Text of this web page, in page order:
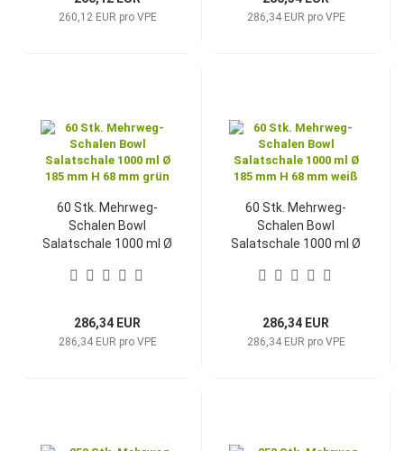
260,12 EUR pro VPE 286,34 EUR pro VPE
60 Stk. Mehrweg-
Schalen Bowl
Salatschale 1000 ml Ø
286,34 EUR
286,34 EUR pro VPE
60 Stk. Mehrweg-
Schalen Bowl
Salatschale 1000 ml Ø
286,34 EUR
286,34 EUR pro VPE